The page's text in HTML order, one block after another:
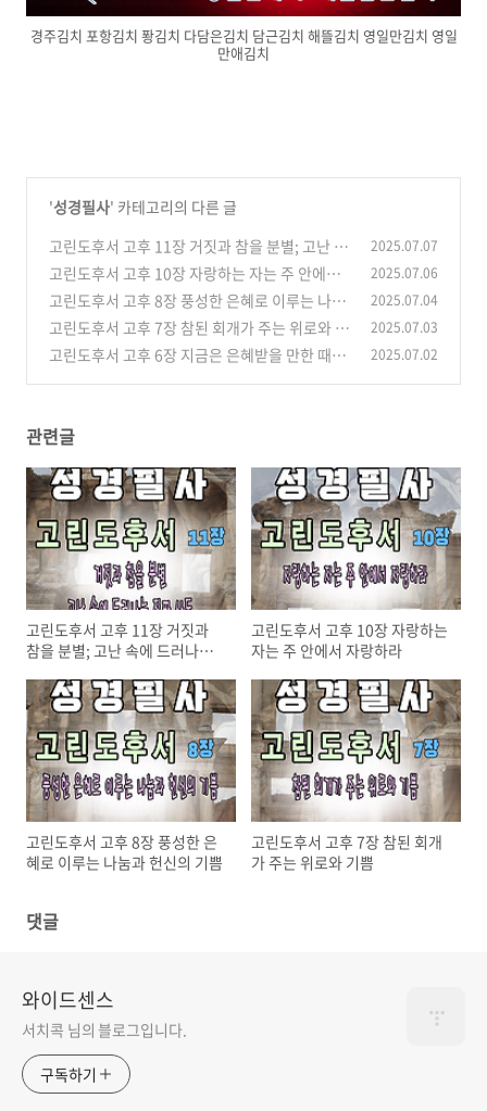
경주김치 포항김치 퐝김치 다담은김치 담근김치 해뜰김치 영일만김치 영일
만애김치
'성경필사' 카테고리의 다른 글
고린도후서 고후 11장 거짓과 참을 분별; 고난 속
에 드러나는 진짜 사도 (2)
2025.07.07
고린도후서 고후 10장 자랑하는 자는 주 안에서
자랑하라
(1)
2025.07.06
고린도후서 고후 8장 풍성한 은혜로 이루는 나눔
과 헌신의 기쁨 (0)
2025.07.04
고린도후서 고후 7장 참된 회개가 주는 위로와 기
쁨
(0)
2025.07.03
고린도후서 고후 6장 지금은 은혜받을 만한 때요
2025.07.02
관련글
고린도후서 고후 11장 거짓과
참을 분별; 고난 속에 드러나는
고린도후서 고후 10장 자랑하는
자는 주 안에서 자랑하라
고린도후서 고후 8장 풍성한 은
혜로 이루는 나눔과 헌신의 기쁨
고린도후서 고후 7장 참된 회개
가 주는 위로와 기쁨
댓글
와이드센스
서치콕 님의 블로그입니다.
구독하기